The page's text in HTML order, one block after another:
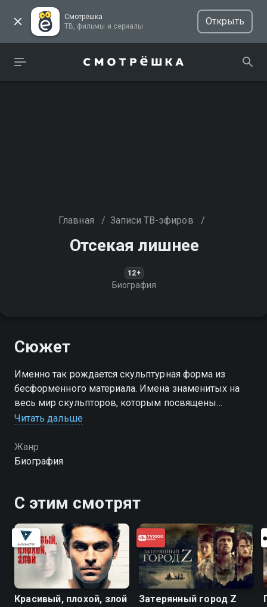
Смотрёшка
ТВ, фильмы и сериалы
Открыть
Главная / Записи ТВ-эфиров /
Отсекая лишнее
12+
Биография
Сюжет
Именно так рождается скульптурная форма из
бесформенного материала. Имена знаменитых на
весь мир скульпторов, которым посвящены
фильмы, были "отсечены" от родной почвы России
судьба и история
Читать дальше
Жанр
Биография
С этим смотрят
Красивый, плохой, злой Затерянный город Z